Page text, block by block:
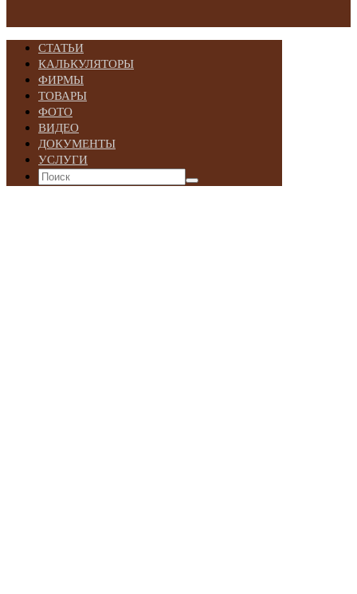
СТАТЬИ
КАЛЬКУЛЯТОРЫ
ФИРМЫ
ТОВАРЫ
ФОТО
ВИДЕО
ДОКУМЕНТЫ
УСЛУГИ